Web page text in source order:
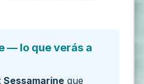
— lo que verás a
Sessamarine que